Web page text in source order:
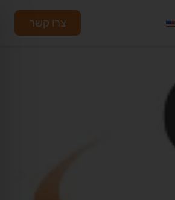
צרו קשר